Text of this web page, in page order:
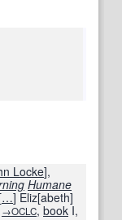
Locke],
Humane
[…] Eliz[abeth]
→OCLC, book I,